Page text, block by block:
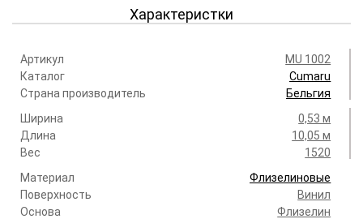
Характеристки
Артикул
MU 1002
Каталог
Cumaru
Страна производитель
Бельгия
Ширина
0,53 м
Длина
10,05 м
Вес
1520
Материал
Флизелиновые
Поверхность
Винил
Основа
Флизелин